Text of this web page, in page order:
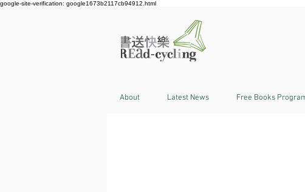
google-site-verification: google1673b2117cb94912.html
About Latest News Free Books